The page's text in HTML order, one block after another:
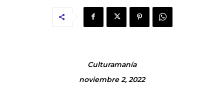
Culturamanía
noviembre 2, 2022